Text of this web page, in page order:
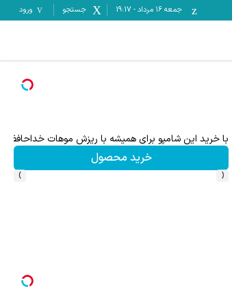
جمعه ۱۶ مرداد -
19:17 جستجو ورود
با خرید این شامپو برای همیشه با ریزش موهات خداحافظی کن❗️35%
خرید محصول
‹
›